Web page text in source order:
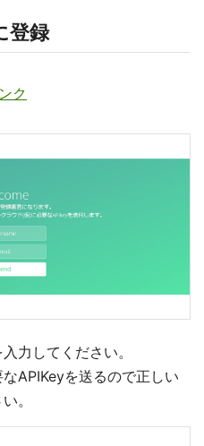
登録
ク
力してください。
APIKeyを送るので正しい
。